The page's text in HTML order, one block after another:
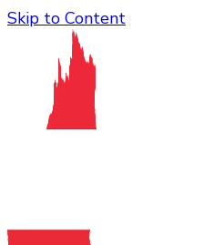
Skip to Content